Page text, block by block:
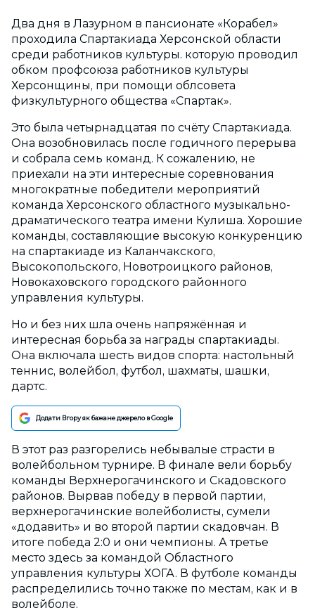
Два дня в Лазурном в пансионате «Корабел»
проходила Спартакиада Херсонской области
среди работников культуры. которую проводил
обком профсоюза работников культуры
Херсонщины, при помощи облсовета
физкультурного общества «Спартак».
Это была четырнадцатая по счёту Спартакиада.
Она возобновилась после годичного перерыва
и собрала семь команд. К сожалению, не
приехали на эти интересные соревнования
многократные победители мероприятий
команда Херсонского областного музыкально-
драматического театра имени Кулиша. Хорошие
команды, составляющие высокую конкуренцию
на спартакиаде из Каланчакского,
Высокопольского, Новотроицкого районов,
Новокаховского городского районного
управления культуры.
Но и без них шла очень напряжённая и
интересная борьба за награды спартакиады.
Она включала шесть видов спорта: настольный
теннис, волейбол, футбол, шахматы, шашки,
дартс.
Додати Вгору як бажане джерело в Google
В этот раз разгорелись небывалые страсти в
волейбольном турнире. В финале вели борьбу
команды Верхнерогачинского и Скадовского
районов. Вырвав победу в первой партии,
верхнерогачинские волейболисты, сумели
«додавить» и во второй партии скадовчан. В
итоге победа 2:0 и они чемпионы. А третье
место здесь за командой Областного
управления культуры ХОГА. В футболе команды
распределились точно также по местам, как и в
волейболе.